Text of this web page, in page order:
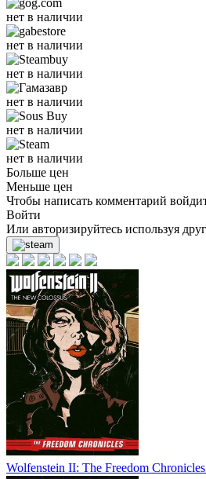
нет в наличии
нет в наличии
нет в наличии
нет в наличии
нет в наличии
нет в наличии
Больше цен
Меньше цен
Чтобы написать комментарий
Войти
Или авторизируйтесь используя
Wolfenstein II: The Freedom